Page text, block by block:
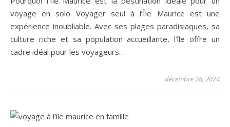
voyage en solo Voyager seul à l’Île Maurice est une
expérience inoubliable. Avec ses plages paradisiaques, sa
culture riche et sa population accueillante, l’île offre un
cadre idéal pour les voyageurs…
décembre 28, 2024